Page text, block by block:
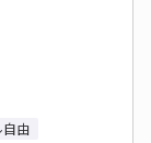
自由